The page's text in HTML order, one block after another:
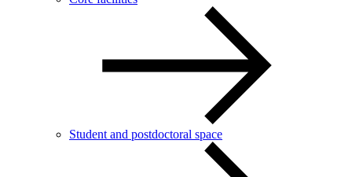
Student and postdoctoral space